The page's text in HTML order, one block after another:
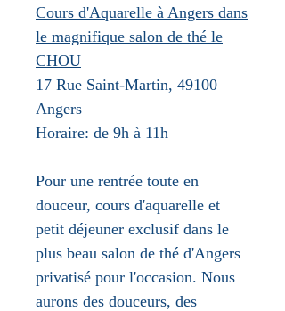
Cours d'Aquarelle à Angers dans
le magnifique salon de thé le
CHOU
17 Rue Saint-Martin, 49100
Angers
Horaire: de 9h à 11h
Pour une rentrée toute en
douceur, cours d'aquarelle et
petit déjeuner exclusif dans le
plus beau salon de thé d'Angers
privatisé pour l'occasion. Nous
aurons des douceurs, des